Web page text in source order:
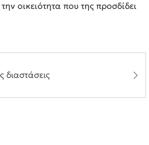
οικειότητα που της προσδίδει
διαστάσεις